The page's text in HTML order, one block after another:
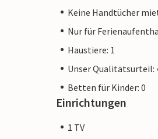
Keine Handtücher
Nur für
Haustiere: 1
Unser Qualitätsurteil:
Betten für Kinder: 0
Einrichtungen
1 TV